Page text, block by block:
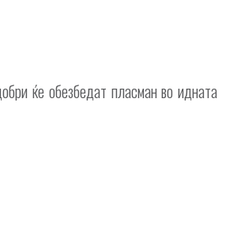
ќе обезбедат пласман во идната